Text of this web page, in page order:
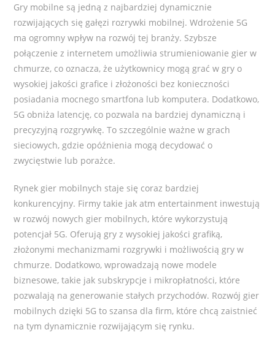
Gry mobilne są jedną z najbardziej dynamicznie
rozwijających się gałęzi rozrywki mobilnej. Wdrożenie 5G
ma ogromny wpływ na rozwój tej branży. Szybsze
połączenie z internetem umożliwia strumieniowanie gier w
chmurze, co oznacza, że użytkownicy mogą grać w gry o
wysokiej jakości grafice i złożoności bez konieczności
posiadania mocnego smartfona lub komputera. Dodatkowo,
5G obniża latencję, co pozwala na bardziej dynamiczną i
precyzyjną rozgrywkę. To szczególnie ważne w grach
sieciowych, gdzie opóźnienia mogą decydować o
zwycięstwie lub porażce.
Rynek gier mobilnych staje się coraz bardziej
konkurencyjny. Firmy takie jak atm entertainment inwestują
w rozwój nowych gier mobilnych, które wykorzystują
potencjał 5G. Oferują gry z wysokiej jakości grafiką,
złożonymi mechanizmami rozgrywki i możliwością gry w
chmurze. Dodatkowo, wprowadzają nowe modele
biznesowe, takie jak subskrypcje i mikropłatności, które
pozwalają na generowanie stałych przychodów. Rozwój gier
mobilnych dzięki 5G to szansa dla firm, które chcą zaistnieć
na tym dynamicznie rozwijającym się rynku.